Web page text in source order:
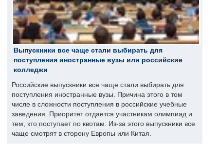
Выпускники все чаще стали выбирать для
поступления иностранные вузы или российские
колледжи
Российские выпускники все чаще стали выбирать для
поступления иностранные вузы. Причина этого в том
числе в сложности поступления в российские учебные
заведения. Приоритет отдается участникам олимпиад и
тем, кто поступает по квотам. Из-за этого выпускники все
чаще смотрят в сторону Европы или Китая.